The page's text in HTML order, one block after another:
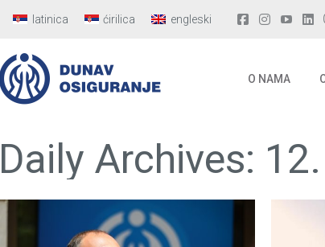
latinica ćirilica engleski
O NAMA
Daily Archives:
O NAMA